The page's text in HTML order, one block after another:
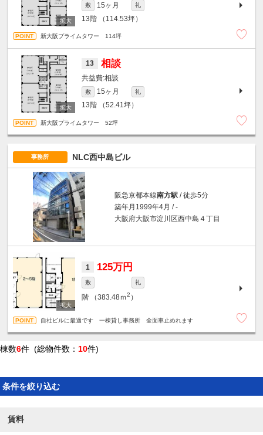
敷 15ヶ月 礼
13階 （114.53坪）
新大阪プライムタワー 114坪
13 相談
相談
敷 15ヶ月 礼
13階 （52.41坪）
新大阪プライムタワー 52坪
事務所 NLC西中島ビル
阪急京都本線南方駅 / 徒歩5分
築年月1999年4月 / -
大阪府大阪市淀川区西中島４丁目
1 125万円
敷 礼
階 （383.48ｍ2 ）
自社ビルに最適です 一棟貸し事務所 全面車止めれます
棟数6件 (総物件数： 10件)
条件を絞り込む
賃料